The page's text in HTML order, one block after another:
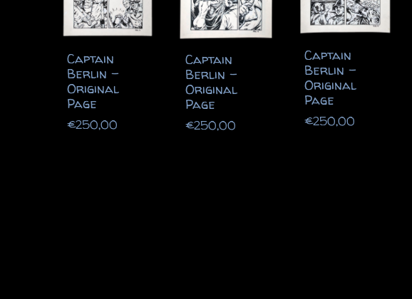
Captain
Berlin –
Original
Page
€250,00
Captain
Berlin –
Original
Page
€250,00
Captain
Berlin –
Original
Page
€250,00